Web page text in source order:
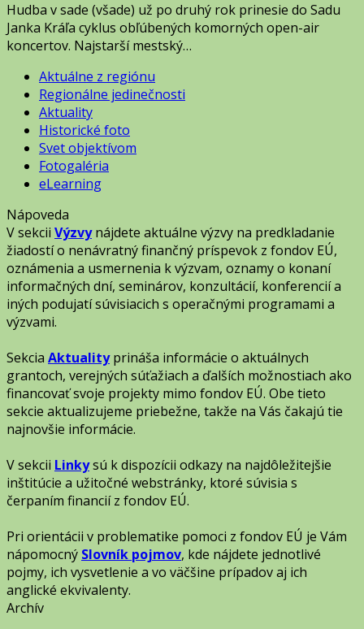
Hudba v sade (všade) už po druhý rok prinesie do Sadu
Janka Kráľa cyklus obľúbených komorných open-air
koncertov. Najstarší mestský…
Aktuálne z regiónu
Regionálne jedinečnosti
Aktuality
Historické foto
Svet objektívom
Fotogaléria
eLearning
Nápoveda
V sekcii Výzvynájdete aktuálne výzvy na predkladanie
žiadostí o nenávratný finančný príspevok z fondov EÚ,
oznámenia a usmernenia k výzvam, oznamy o konaní
informačných dní, seminárov, konzultácií, konferencií a
iných podujatí súvisiacich s operačnými programami a
výzvami.
Sekcia Aktualityprináša informácie o aktuálnych
grantoch, verejných súťažiach a ďalších možnostiach ako
financovať svoje projekty mimo fondov EÚ. Obe tieto
sekcie aktualizujeme priebežne, takže na Vás čakajú tie
najnovšie informácie.
V sekcii Linkysú k dispozícii odkazy na najdôležitejšie
inštitúcie a užitočné webstránky, ktoré súvisia s
čerpaním financií z fondov EÚ.
Pri orientácii v problematike pomoci z fondov EÚ je Vám
nápomocný Slovník pojmov, kde nájdete jednotlivé
pojmy, ich vysvetlenie a vo väčšine prípadov aj ich
anglické ekvivalenty.
Archív